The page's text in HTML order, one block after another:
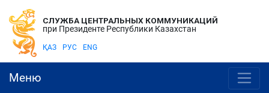
СЛУЖБА ЦЕНТРАЛЬНЫХ КОММУНИКАЦИЙ
при Президенте Республики Казахстан
ҚАЗ РУС ENG
Меню